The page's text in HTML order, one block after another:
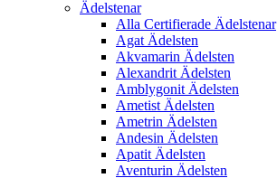
Ädelstenar
Alla Certifierade Ädelstenar
Agat Ädelsten
Akvamarin Ädelsten
Alexandrit Ädelsten
Amblygonit Ädelsten
Ametist Ädelsten
Ametrin Ädelsten
Andesin Ädelsten
Apatit Ädelsten
Aventurin Ädelsten